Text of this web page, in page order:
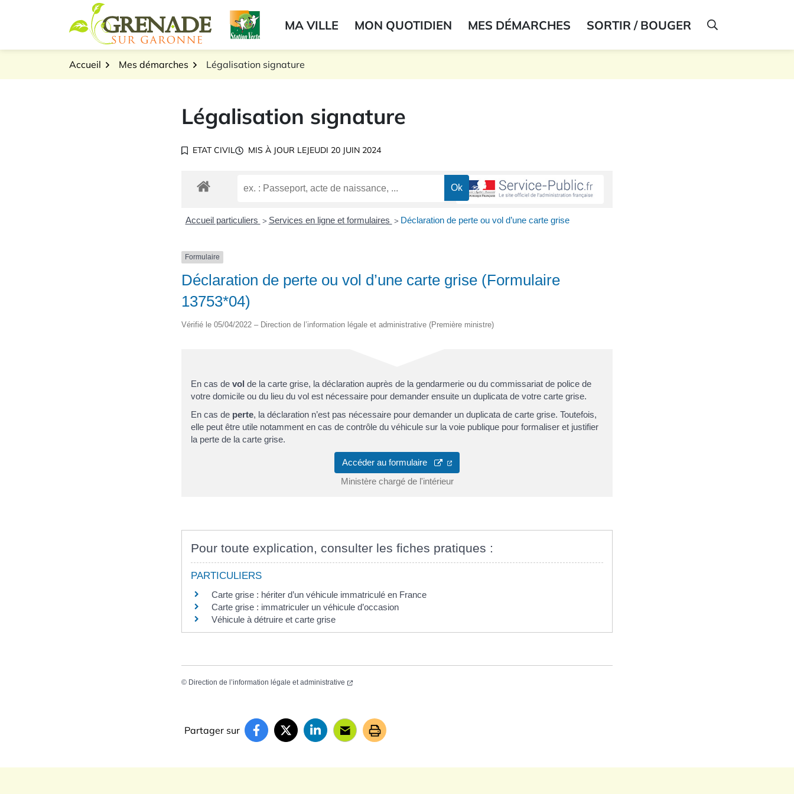
Logo Grenade sur GaronneMA VILLE MON QUOTIDIEN MES DÉMARCHES SORTIR / BOUGER AFFICHER LA
Accueil Mes démarches Légalisation signature
Légalisation signature
ETAT CIVIL MIS À JOUR LEJEUDI 20 JUIN 2024
Accueil particuliers > Services en ligne et formulaires > Déclaration de perte ou vol d’une carte grise
Formulaire
Déclaration de perte ou vol d’une carte grise (Formulaire
13753*04)
Vérifié le 05/04/2022 – Direction de l’information légale et administrative (Première ministre)
En cas de vol de la carte grise, la déclaration auprès de la gendarmerie ou du commissariat de police de
votre domicile ou du lieu du vol est nécessaire pour demander ensuite un duplicata de votre carte grise.
En cas de perte, la déclaration n’est pas nécessaire pour demander un duplicata de carte grise. Toutefois,
elle peut être utile notamment en cas de contrôle du véhicule sur la voie publique pour formaliser et justifier
la perte de la carte grise.
Accéder au formulaire
Ministère chargé de l'intérieur
Pour toute explication, consulter les fiches pratiques :
PARTICULIERS
Carte grise : hériter d’un véhicule immatriculé en France
Carte grise : immatriculer un véhicule d’occasion
Véhicule à détruire et carte grise
© Direction de l’information légale et administrative
Partager sur